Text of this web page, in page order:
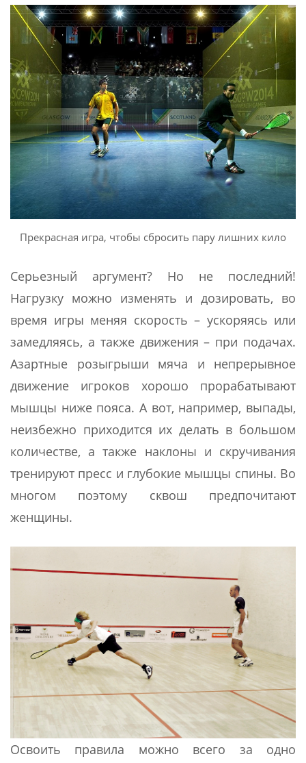
Прекрасная игра, чтобы сбросить пару лишних кило
Серьезный аргумент? Но не последний!
Нагрузку можно изменять и дозировать, во
время игры меняя скорость – ускоряясь или
замедляясь, а также движения – при подачах.
Азартные розыгрыши мяча и непрерывное
движение игроков хорошо прорабатывают
мышцы ниже пояса. А вот, например, выпады,
неизбежно приходится их делать в большом
количестве, а также наклоны и скручивания
тренируют пресс и глубокие мышцы спины. Во
многом поэтому сквош предпочитают
женщины.
Освоить правила можно всего за одно